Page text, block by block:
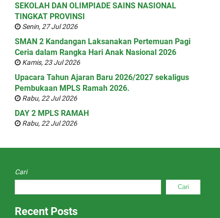
SEKOLAH DAN OLIMPIADE SAINS NASIONAL
TINGKAT PROVINSI
Senin, 27 Jul 2026
SMAN 2 Kandangan Laksanakan Pertemuan Pagi
Ceria dalam Rangka Hari Anak Nasional 2026
Kamis, 23 Jul 2026
Upacara Tahun Ajaran Baru 2026/2027 sekaligus
Pembukaan MPLS Ramah 2026.
Rabu, 22 Jul 2026
DAY 2 MPLS RAMAH
Rabu, 22 Jul 2026
Cari
Cari
Recent Posts